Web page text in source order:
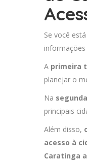
Se você
A primeira
planejar o
Na
principais
Além disso,
acesso à
Caratinga a